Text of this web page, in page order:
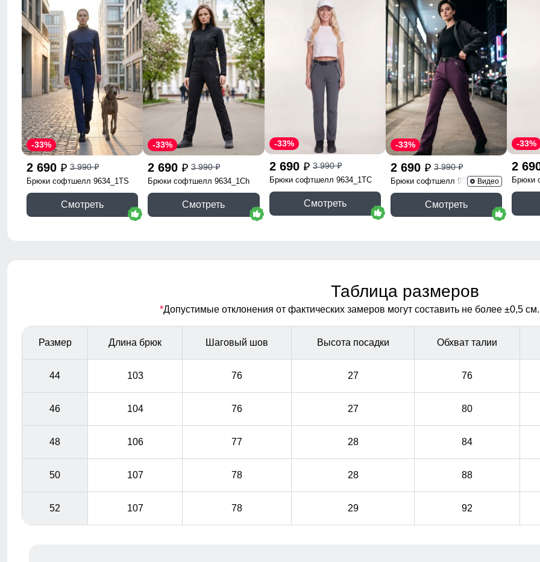
2 690 p 3 990p
-33%
Брюки софтшелл 9634_1TS
Смотреть
2 690 p 3 990p
-33%
Брюки софтшелл 9634_1Ch
Смотреть
2 690 p 3 990p
-33%
Брюки софтшелл 9634_1TC
Смотреть
2 690 p 3 990p
-33%
Брюки софтшелл 9634_1TF
Видео
Смотреть
2
-33%
Брюки
Таблица размеров
*Допустимые отклонения от фактических замеров могут составить не более ±0,5
Размер Длина брюк Шаговый шов Высота посадки Обхват талии
44 103 76 27 76
46 104 76 27 80
48 106 77 28 84
50 107 78 28 88
52 107 78 29 92